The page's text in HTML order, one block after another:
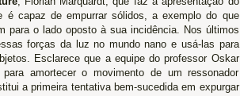
capaz de empurrar sólidos, a exemplo do que
para o lado oposto à sua incidência. Nos últimos
forças da luz no mundo nano e usá-las para
Esclarece que a equipe do professor Oskar
amortecer o movimento de um ressonador
a primeira tentativa bem-sucedida em expurgar